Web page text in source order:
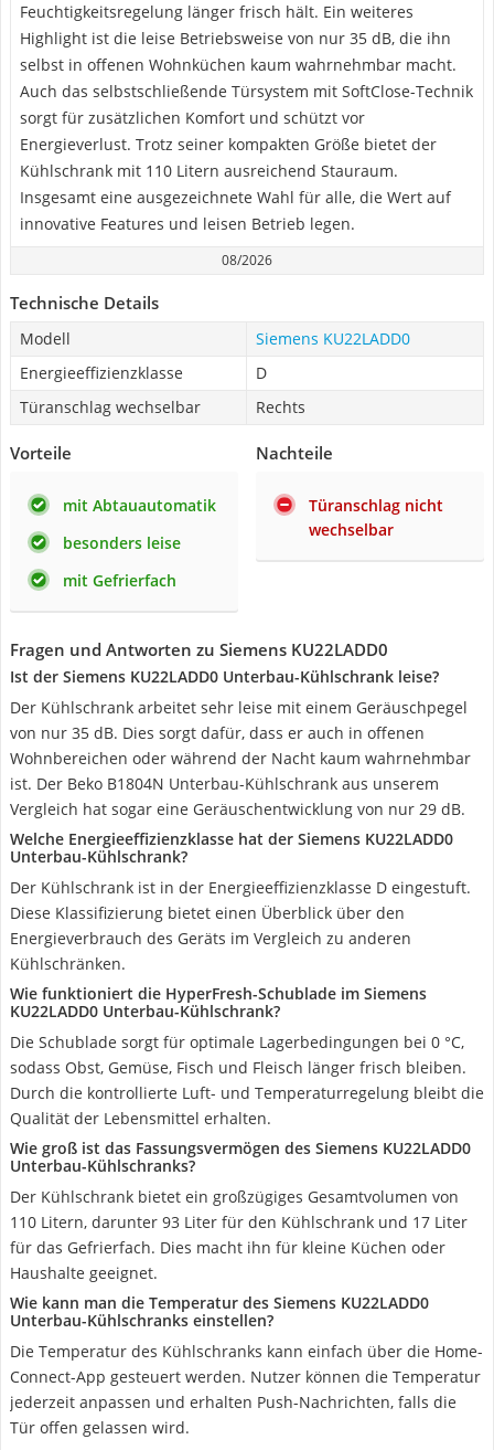
Feuchtigkeitsregelung länger frisch hält. Ein weiteres
Highlight ist die leise Betriebsweise von nur 35 dB, die ihn
selbst in offenen Wohnküchen kaum wahrnehmbar macht.
Auch das selbstschließende Türsystem mit SoftClose-Technik
sorgt für zusätzlichen Komfort und schützt vor
Energieverlust. Trotz seiner kompakten Größe bietet der
Kühlschrank mit 110 Litern ausreichend Stauraum.
Insgesamt eine ausgezeichnete Wahl für alle, die Wert auf
innovative Features und leisen Betrieb legen.
08/2026
Technische Details
Modell
Siemens KU22LADD0
Energieeffizienzklasse
D
Türanschlag wechselbar
Rechts
Vorteile
mit Abtauautomatik
besonders leise
mit Gefrierfach
Nachteile
Türanschlag nicht
wechselbar
Fragen und Antworten zu Siemens KU22LADD0
Ist der Siemens KU22LADD0 Unterbau-Kühlschrank leise?
Der Kühlschrank arbeitet sehr leise mit einem Geräuschpegel
von nur 35 dB. Dies sorgt dafür, dass er auch in offenen
Wohnbereichen oder während der Nacht kaum wahrnehmbar
ist. Der Beko B1804N Unterbau-Kühlschrank aus unserem
Vergleich hat sogar eine Geräuschentwicklung von nur 29 dB.
Welche Energieeffizienzklasse hat der Siemens KU22LADD0
Unterbau-Kühlschrank?
Der Kühlschrank ist in der Energieeffizienzklasse D eingestuft.
Diese Klassifizierung bietet einen Überblick über den
Energieverbrauch des Geräts im Vergleich zu anderen
Kühlschränken.
Wie funktioniert die HyperFresh-Schublade im Siemens
KU22LADD0 Unterbau-Kühlschrank?
Die Schublade sorgt für optimale Lagerbedingungen bei 0 °C,
sodass Obst, Gemüse, Fisch und Fleisch länger frisch bleiben.
Durch die kontrollierte Luft- und Temperaturregelung bleibt die
Qualität der Lebensmittel erhalten.
Wie groß ist das Fassungsvermögen des Siemens KU22LADD0
Unterbau-Kühlschranks?
Der Kühlschrank bietet ein großzügiges Gesamtvolumen von
110 Litern, darunter 93 Liter für den Kühlschrank und 17 Liter
für das Gefrierfach. Dies macht ihn für kleine Küchen oder
Haushalte geeignet.
Wie kann man die Temperatur des Siemens KU22LADD0
Unterbau-Kühlschranks einstellen?
Die Temperatur des Kühlschranks kann einfach über die Home-
Connect-App gesteuert werden. Nutzer können die Temperatur
jederzeit anpassen und erhalten Push-Nachrichten, falls die
Tür offen gelassen wird.